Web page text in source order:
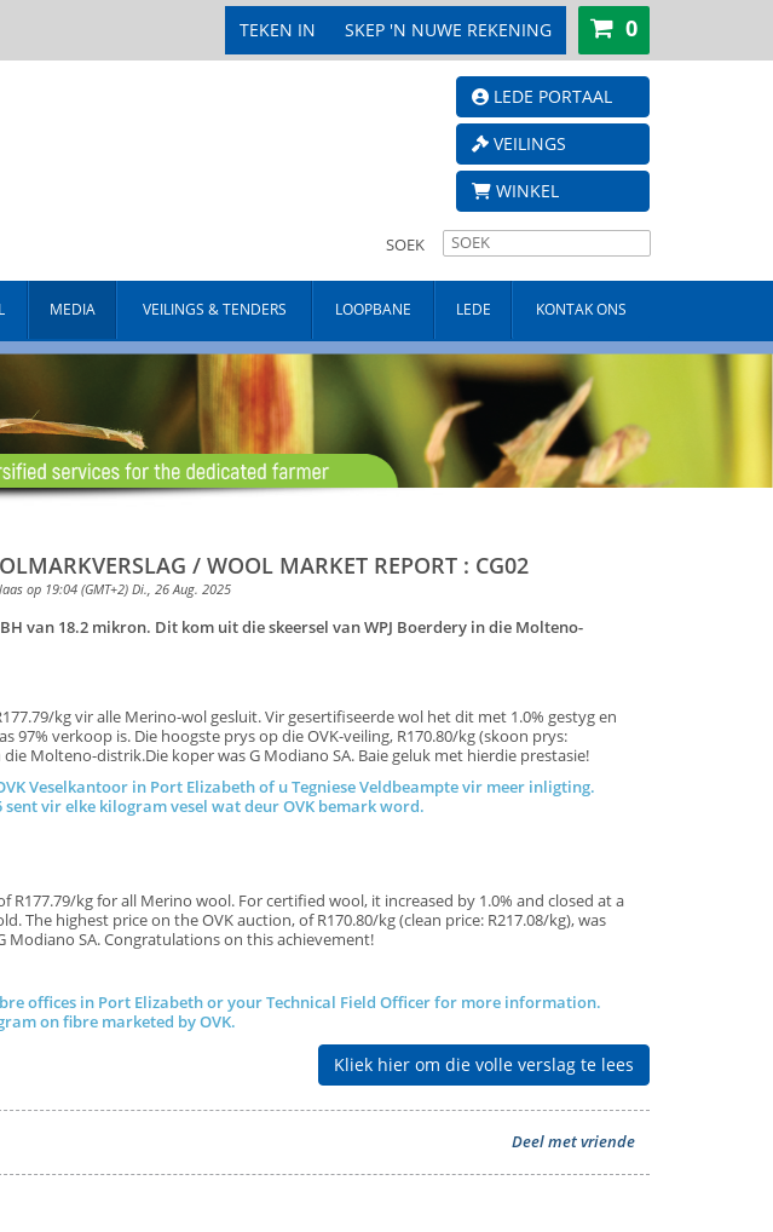
TEKEN IN SKEP 'N NUWE REKENING 0
LEDE PORTAAL
VEILINGS
WINKEL
SOEK
MEDIA VEILINGS & TENDERS LOOPBANE LEDE KONTAK ONS
/ WOOL MARKET REPORT : CG02
op 19:04 (GMT+2) Di., 26 Aug. 2025
van 18.2 mikron. Dit kom uit die skeersel van WPJ Boerdery in die Molteno-
kg vir alle Merino-wol gesluit. Vir gesertifiseerde wol het dit met 1.0% gestyg en
97% verkoop is. Die hoogste prys op die OVK-veiling, R170.80/kg (skoon prys:
Molteno-distrik.Die koper was G Modiano SA. Baie geluk met hierdie prestasie!
Veselkantoor in Port Elizabeth of u Tegniese Veldbeampte vir meer inligting.
sent vir elke kilogram vesel wat deur OVK bemark word.
kg for all Merino wool. For certified wool, it increased by 1.0% and closed at a
The highest price on the OVK auction, of R170.80/kg (clean price: R217.08/kg), was
was G Modiano SA. Congratulations on this achievement!
offices in Port Elizabeth or your Technical Field Officer for more information.
on fibre marketed by OVK.
Kliek hier om die volle verslag te lees
Deel met vriende